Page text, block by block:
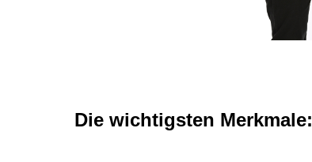
Die wichtigsten Merkmale: